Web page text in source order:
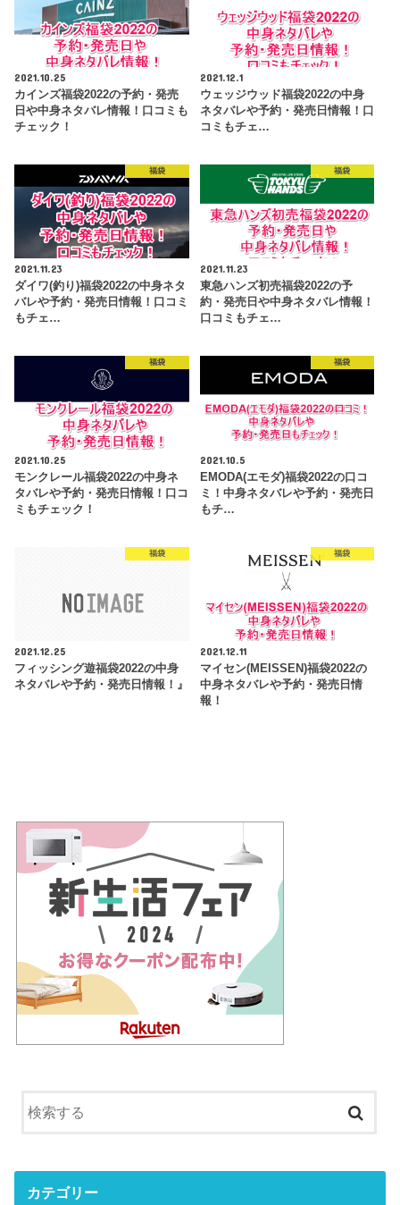
2021.10.25
カインズ福袋2022の予約・発売
日や中身ネタバレ情報！口コミも
チェック！
2021.12.1
ウェッジウッド福袋2022の中身
ネタバレや予約・発売日情報！口
コミもチェ…
福袋
2021.11.23
ダイワ(釣り)福袋2022の中身ネタ
バレや予約・発売日情報！口コミ
もチェ…
福袋
2021.11.23
東急ハンズ初売福袋2022の予
約・発売日や中身ネタバレ情報！
口コミもチェ…
福袋
2021.10.25
モンクレール福袋2022の中身ネ
タバレや予約・発売日情報！口コ
ミもチェック！
福袋
2021.10.5
EMODA(エモダ)福袋2022の口コ
ミ！中身ネタバレや予約・発売日
もチ…
福袋
2021.12.25
フィッシング遊福袋2022の中身
ネタバレや予約・発売日情報！』
福袋
2021.12.11
マイセン(MEISSEN)福袋2022の
中身ネタバレや予約・発売日情
報！
カテゴリー